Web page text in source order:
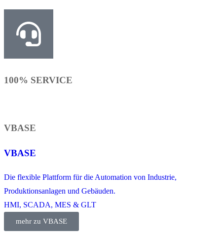
100% SERVICE
VBASE
VBASE
Die flexible Plattform für die Automation von Industrie,
Produktionsanlagen und Gebäuden.
HMI, SCADA, MES & GLT
mehr zu VBASE